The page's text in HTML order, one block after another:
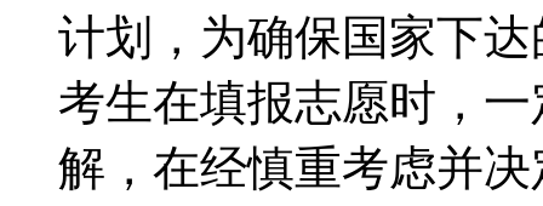
计划，为确保国家下
考生在填报志愿时，
解，在经慎重考虑并